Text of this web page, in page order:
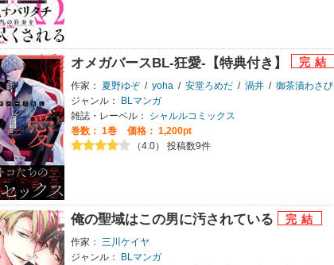
オメガバースBL-狂愛-【特典付き】
作家： 夏野ゆぞ / yoha / 安堂ろめだ / 渦井 / 御茶漬わさび
ジャンル：
BLマンガ
雑誌・レーベル：
シャルルコミックス
巻数： 1巻
価格： 1,200pt
（4.0） 投稿数9件
俺の聖域はこの男に汚されている
作家： 三川ケイヤ
ジャンル：
BLマンガ